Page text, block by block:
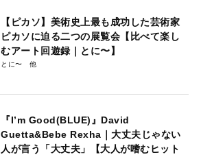
【ピカソ】美術史上最も成功した芸術家
ピカソに迫る二つの展覧会【比べて楽し
むアート回遊録｜とに〜】
とに〜
『I’m Good(BLUE)』David
Guetta&Bebe Rexha｜大丈夫じゃない
人が言う「大丈夫」【大人が嗜むヒット